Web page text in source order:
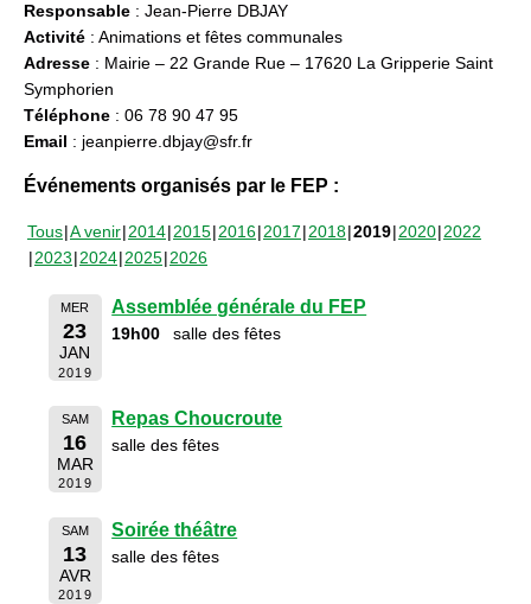
Responsable : Jean-Pierre DBJAY
Activité : Animations et fêtes communales
Adresse : Mairie – 22 Grande Rue – 17620 La Gripperie Saint
Symphorien
Téléphone : 06 78 90 47 95
Email : jeanpierre.dbjay@sfr.fr
Événements organisés par le FEP :
Tous A venir 2014 2015 2016 2017 2018 2019 2020 2022
2023 2024 2025 2026
MER
23
JAN
2019
Assemblée générale du FEP
19h00 salle des fêtes
SAM
16
MAR
2019
Repas Choucroute
salle des fêtes
SAM
13
AVR
2019
Soirée théâtre
salle des fêtes